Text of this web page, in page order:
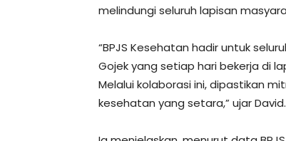
melindungi seluruh lapisan
“BPJS Kesehatan hadir untuk
Gojek yang setiap hari bekerja di
Melalui kolaborasi ini, dipastikan
kesehatan yang setara,” ujar David.